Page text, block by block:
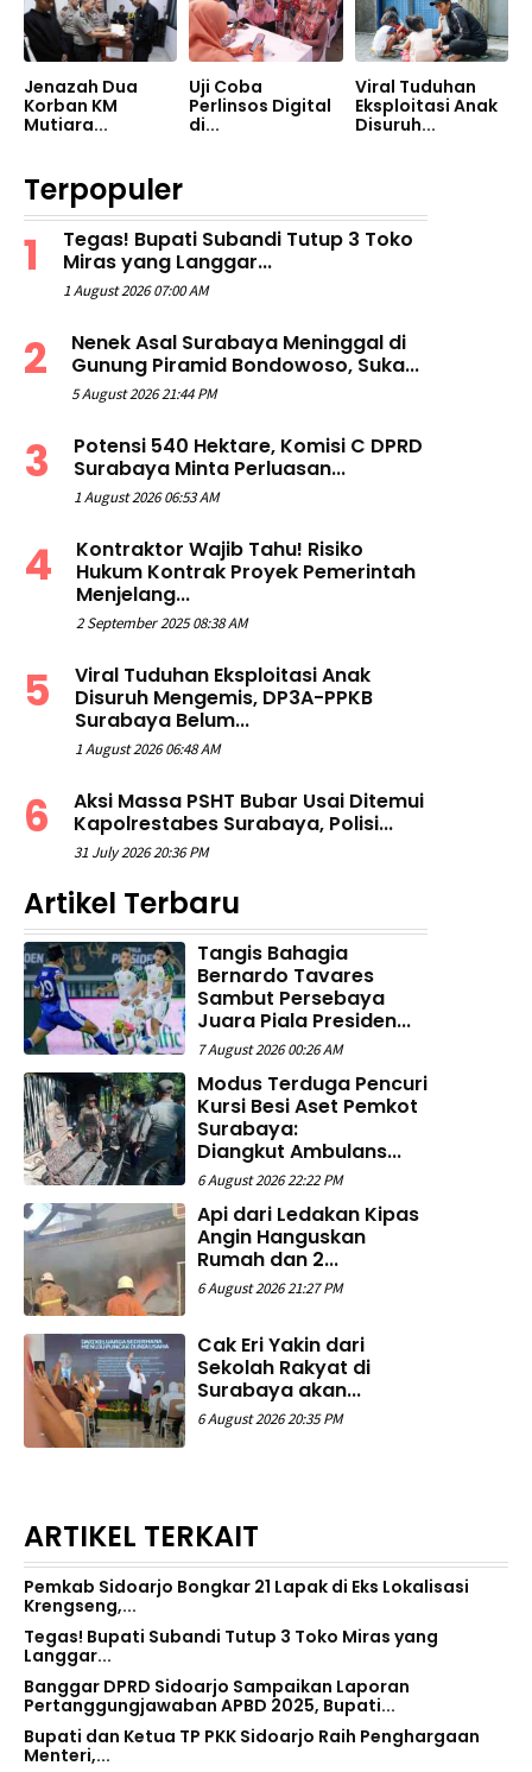
Jenazah Dua
Korban KM
Mutiara...
Uji Coba
Perlinsos Digital
di...
Viral Tuduhan
Eksploitasi Anak
Disuruh...
Terpopuler
Tegas! Bupati Subandi Tutup 3 Toko
Miras yang Langgar...
1 August 2026 07:00 AM
Nenek Asal Surabaya Meninggal di
Gunung Piramid Bondowoso, Suka...
5 August 2026 21:44 PM
Potensi 540 Hektare, Komisi C DPRD
Surabaya Minta Perluasan...
1 August 2026 06:53 AM
Kontraktor Wajib Tahu! Risiko
Hukum Kontrak Proyek Pemerintah
Menjelang...
2 September 2025 08:38 AM
Viral Tuduhan Eksploitasi Anak
Disuruh Mengemis, DP3A-PPKB
Surabaya Belum...
1 August 2026 06:48 AM
Aksi Massa PSHT Bubar Usai Ditemui
Kapolrestabes Surabaya, Polisi...
31 July 2026 20:36 PM
Artikel Terbaru
Tangis Bahagia
Bernardo Tavares
Sambut Persebaya
Juara Piala Presiden...
7 August 2026 00:26 AM
Modus Terduga Pencuri
Kursi Besi Aset Pemkot
Surabaya:
Diangkut Ambulans...
6 August 2026 22:22 PM
Api dari Ledakan Kipas
Angin Hanguskan
Rumah dan 2...
6 August 2026 21:27 PM
Cak Eri Yakin dari
Sekolah Rakyat di
Surabaya akan...
6 August 2026 20:35 PM
ARTIKEL TERKAIT
Pemkab Sidoarjo Bongkar 21 Lapak di Eks Lokalisasi
Krengseng,...
Tegas! Bupati Subandi Tutup 3 Toko Miras yang
Langgar...
Banggar DPRD Sidoarjo Sampaikan Laporan
Pertanggungjawaban APBD 2025, Bupati...
Bupati dan Ketua TP PKK Sidoarjo Raih Penghargaan
Menteri,...